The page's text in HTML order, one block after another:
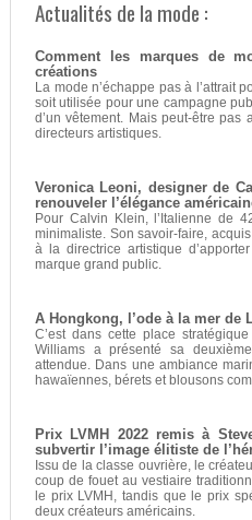
Actualités de la mode :
Comment les marques de
créations
La mode n’échappe pas à l’attrait
soit utilisée pour une campagne
d’un vêtement. Mais peut-être
directeurs artistiques.
Veronica Leoni, designer de
renouveler l’élégance
Pour Calvin Klein, l’Italienne de
minimaliste. Son savoir-faire,
à la directrice artistique
marque grand public.
A Hongkong, l’ode à la mer de
C’est dans cette place
Williams a présenté sa
attendue. Dans une ambiance
hawaïennes, bérets et blousons
Prix LVMH 2022 remis à
subvertir l’image élitiste de
Issu de la classe ouvrière, le
coup de fouet au vestiaire
le prix LVMH, tandis que le prix
deux créateurs américains.